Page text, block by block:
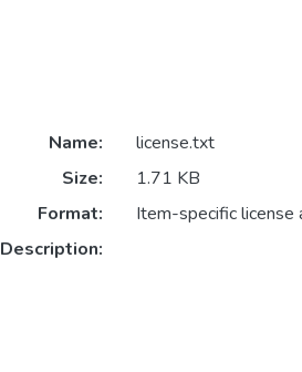
Name:
license.txt
Size:
1.71 KB
Format:
Item-specific license
Description: